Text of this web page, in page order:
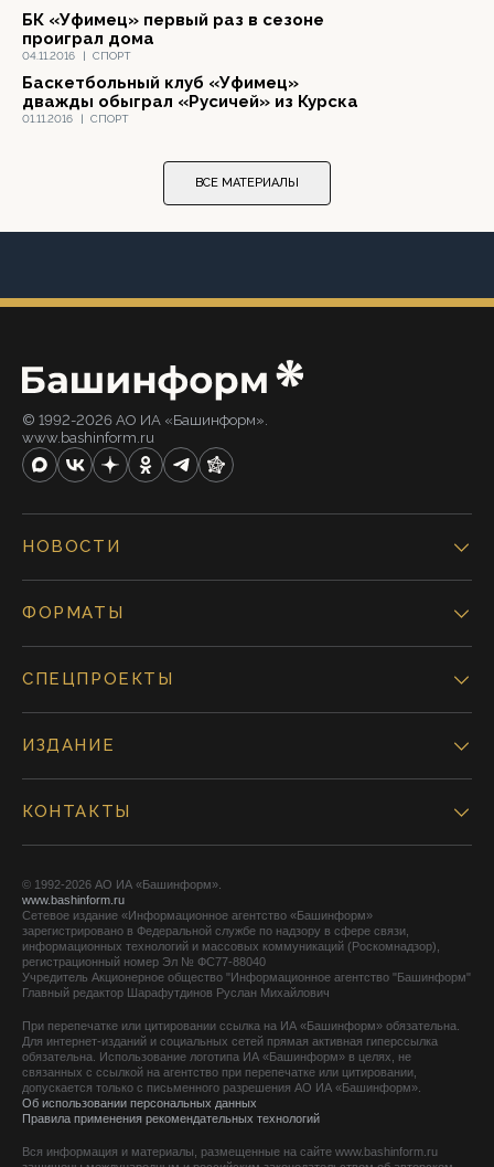
04.11.2016 | СПОРТ
БК «Уфимец» первый раз в сезоне
проиграл дома
01.11.2016 | СПОРТ
Баскетбольный клуб «Уфимец»
дважды обыграл «Русичей» из Курска
ВСЕ МАТЕРИАЛЫ
© 1992-2026 АО ИА «Башинформ».
www.bashinform.ru
НОВОСТИ
ФОРМАТЫ
СПЕЦПРОЕКТЫ
ИЗДАНИЕ
КОНТАКТЫ
© 1992-2026 АО ИА «Башинформ».
www.bashinform.ru
Сетевое издание «Информационное агентство «Башинформ»
зарегистрировано в Федеральной службе по надзору в сфере связи,
информационных технологий и массовых коммуникаций (Роскомнадзор),
регистрационный номер Эл № ФС77-88040
Учредитель Акционерное общество "Информационное агентство "Башинформ"
Главный редактор Шарафутдинов Руслан Михайлович
При перепечатке или цитировании ссылка на ИА «Башинформ» обязательна.
Для интернет-изданий и социальных сетей прямая активная гиперссылка
обязательна. Использование логотипа ИА «Башинформ» в целях, не
связанных с ссылкой на агентство при перепечатке или цитировании,
допускается только с письменного разрешения АО ИА «Башинформ».
Об использовании персональных данных
Правила применения рекомендательных технологий
Вся информация и материалы, размещенные на сайте www.bashinform.ru